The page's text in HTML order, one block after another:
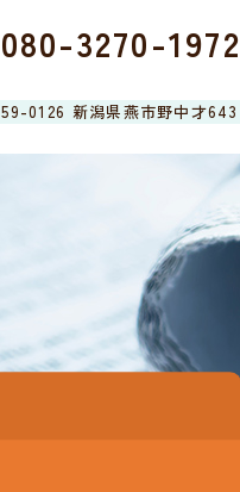
080-3270-1972
0126 新潟県燕市野中才643